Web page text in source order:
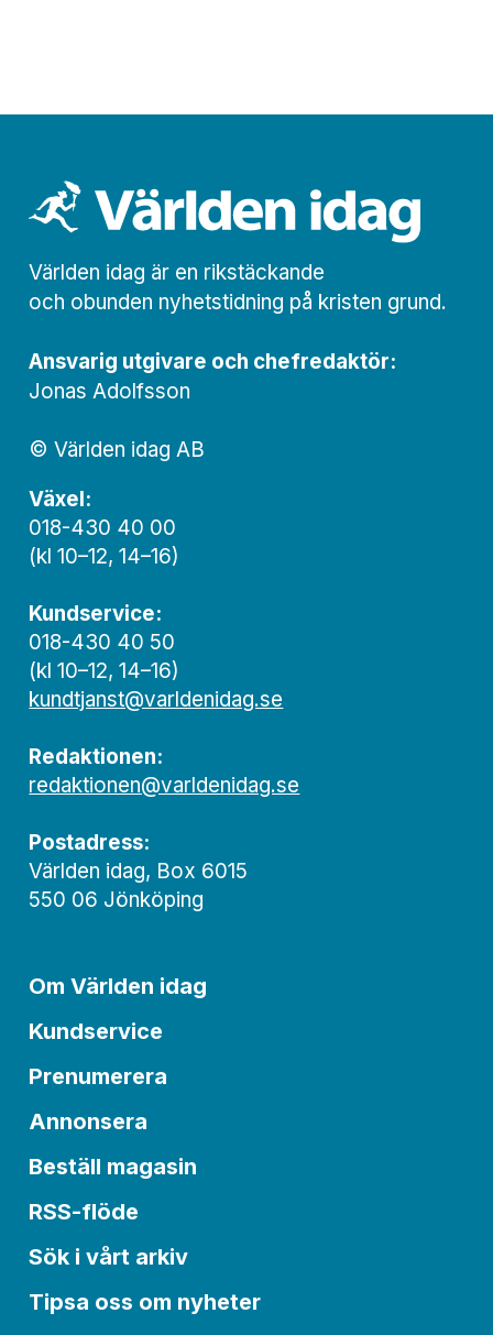
Världen idag är en rikstäckande
och obunden nyhets­­­tidning på kristen grund.
Ansvarig utgivare och chef­redaktör:
Jonas Adolfsson
© Världen idag AB
Växel:
018-430 40 00
(kl 10–12, 14–16)
Kundservice:
018-430 40 50
(kl 10–12, 14–16)
kundtjanst@varldenidag.se
Redaktionen:
redaktionen@varldenidag.se
Postadress:
Världen idag, Box 6015
550 06 Jönköping
Om Världen idag
Kundservice
Prenumerera
Annonsera
Beställ magasin
RSS-flöde
Sök i vårt arkiv
Tipsa oss om nyheter